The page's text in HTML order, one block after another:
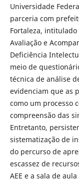
Universidade
parceria com
Fortaleza, intitulado
Avaliação e
Deficiência
meio de
técnica de análise
evidenciam que as
como um processo
compreensão das
Entretanto,
sistematização de
do percurso de
escassez de
AEE e a sala de